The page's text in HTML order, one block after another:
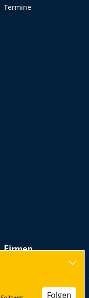
Termine
Firmen
Messen, Seminare,
Folgen